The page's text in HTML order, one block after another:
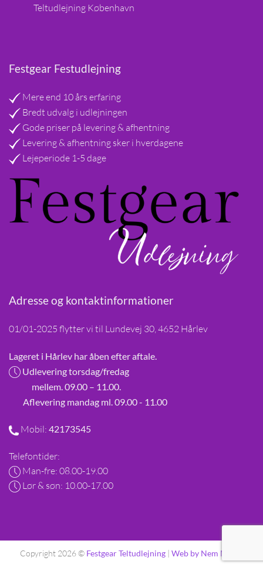
Festgear Festudlejning
Mere end 10 års erfaring
Bredt udvalg i udlejningen
Gode priser på levering & afhentning
Levering & afhentning sker i hverdagene
Lejeperiode 1-5 dage
Adresse og kontaktinformationer
01/01-2025 flytter vi til Lundevej 30, 4652 Hårlev
Lageret i Hårlev har åben efter aftale.
Udlevering torsdag/fredag
mellem. 09.00 – 11.00.
Aflevering mandag ml. 09.00 - 11.00
Mobil: 42173545
Telefontider:
Man-fre: 08.00-19.00
Lør & søn: 10.00-17.00
Teltudlejning København
Copyright 2026 © Festgear Teltudlejning | Web by Nem Media